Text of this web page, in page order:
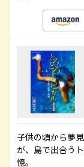
子供の頃から夢
が、島で出合う
憶。